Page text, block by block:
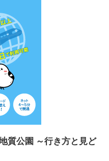
質公園 ～行き方と見ど